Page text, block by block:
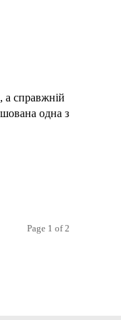
а справжній
одна з
Page 1 of 2